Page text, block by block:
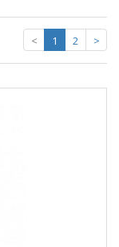
< 1 2 >